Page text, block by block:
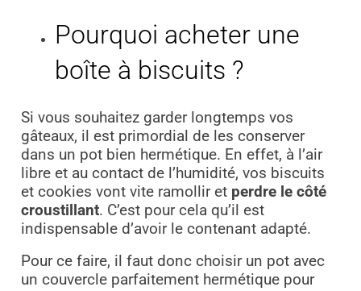
Pourquoi acheter une
boîte à biscuits ?
Si vous souhaitez garder longtemps vos
gâteaux, il est primordial de les conserver
dans un pot bien hermétique. En effet, à l’air
libre et au contact de l’humidité, vos biscuits
et cookies vont vite ramollir et perdre le côté
croustillant. C’est pour cela qu’il est
indispensable d’avoir le contenant adapté.
Pour ce faire, il faut donc choisir un pot avec
un couvercle parfaitement hermétique pour